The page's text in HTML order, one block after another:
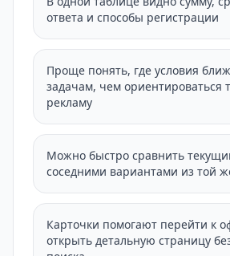
ответа и способы регистрации
Проще понять, где условия
задачам, чем ориентироваться
рекламу
Можно быстро сравнить
соседними вариантами из той
Карточки помогают перейти к
открыть детальную страницу